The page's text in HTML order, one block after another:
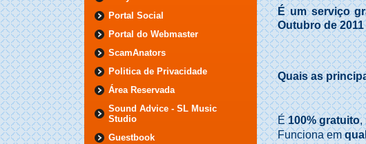
Portal Social
Portal do Webmaster
ScamAnators
Politica de Privacidade
Área Reservada
Sound Advice - SL Music
Studio
Guestbook
É um serviço
Outubro de
Quais as
É100% gratuito,
Funciona em